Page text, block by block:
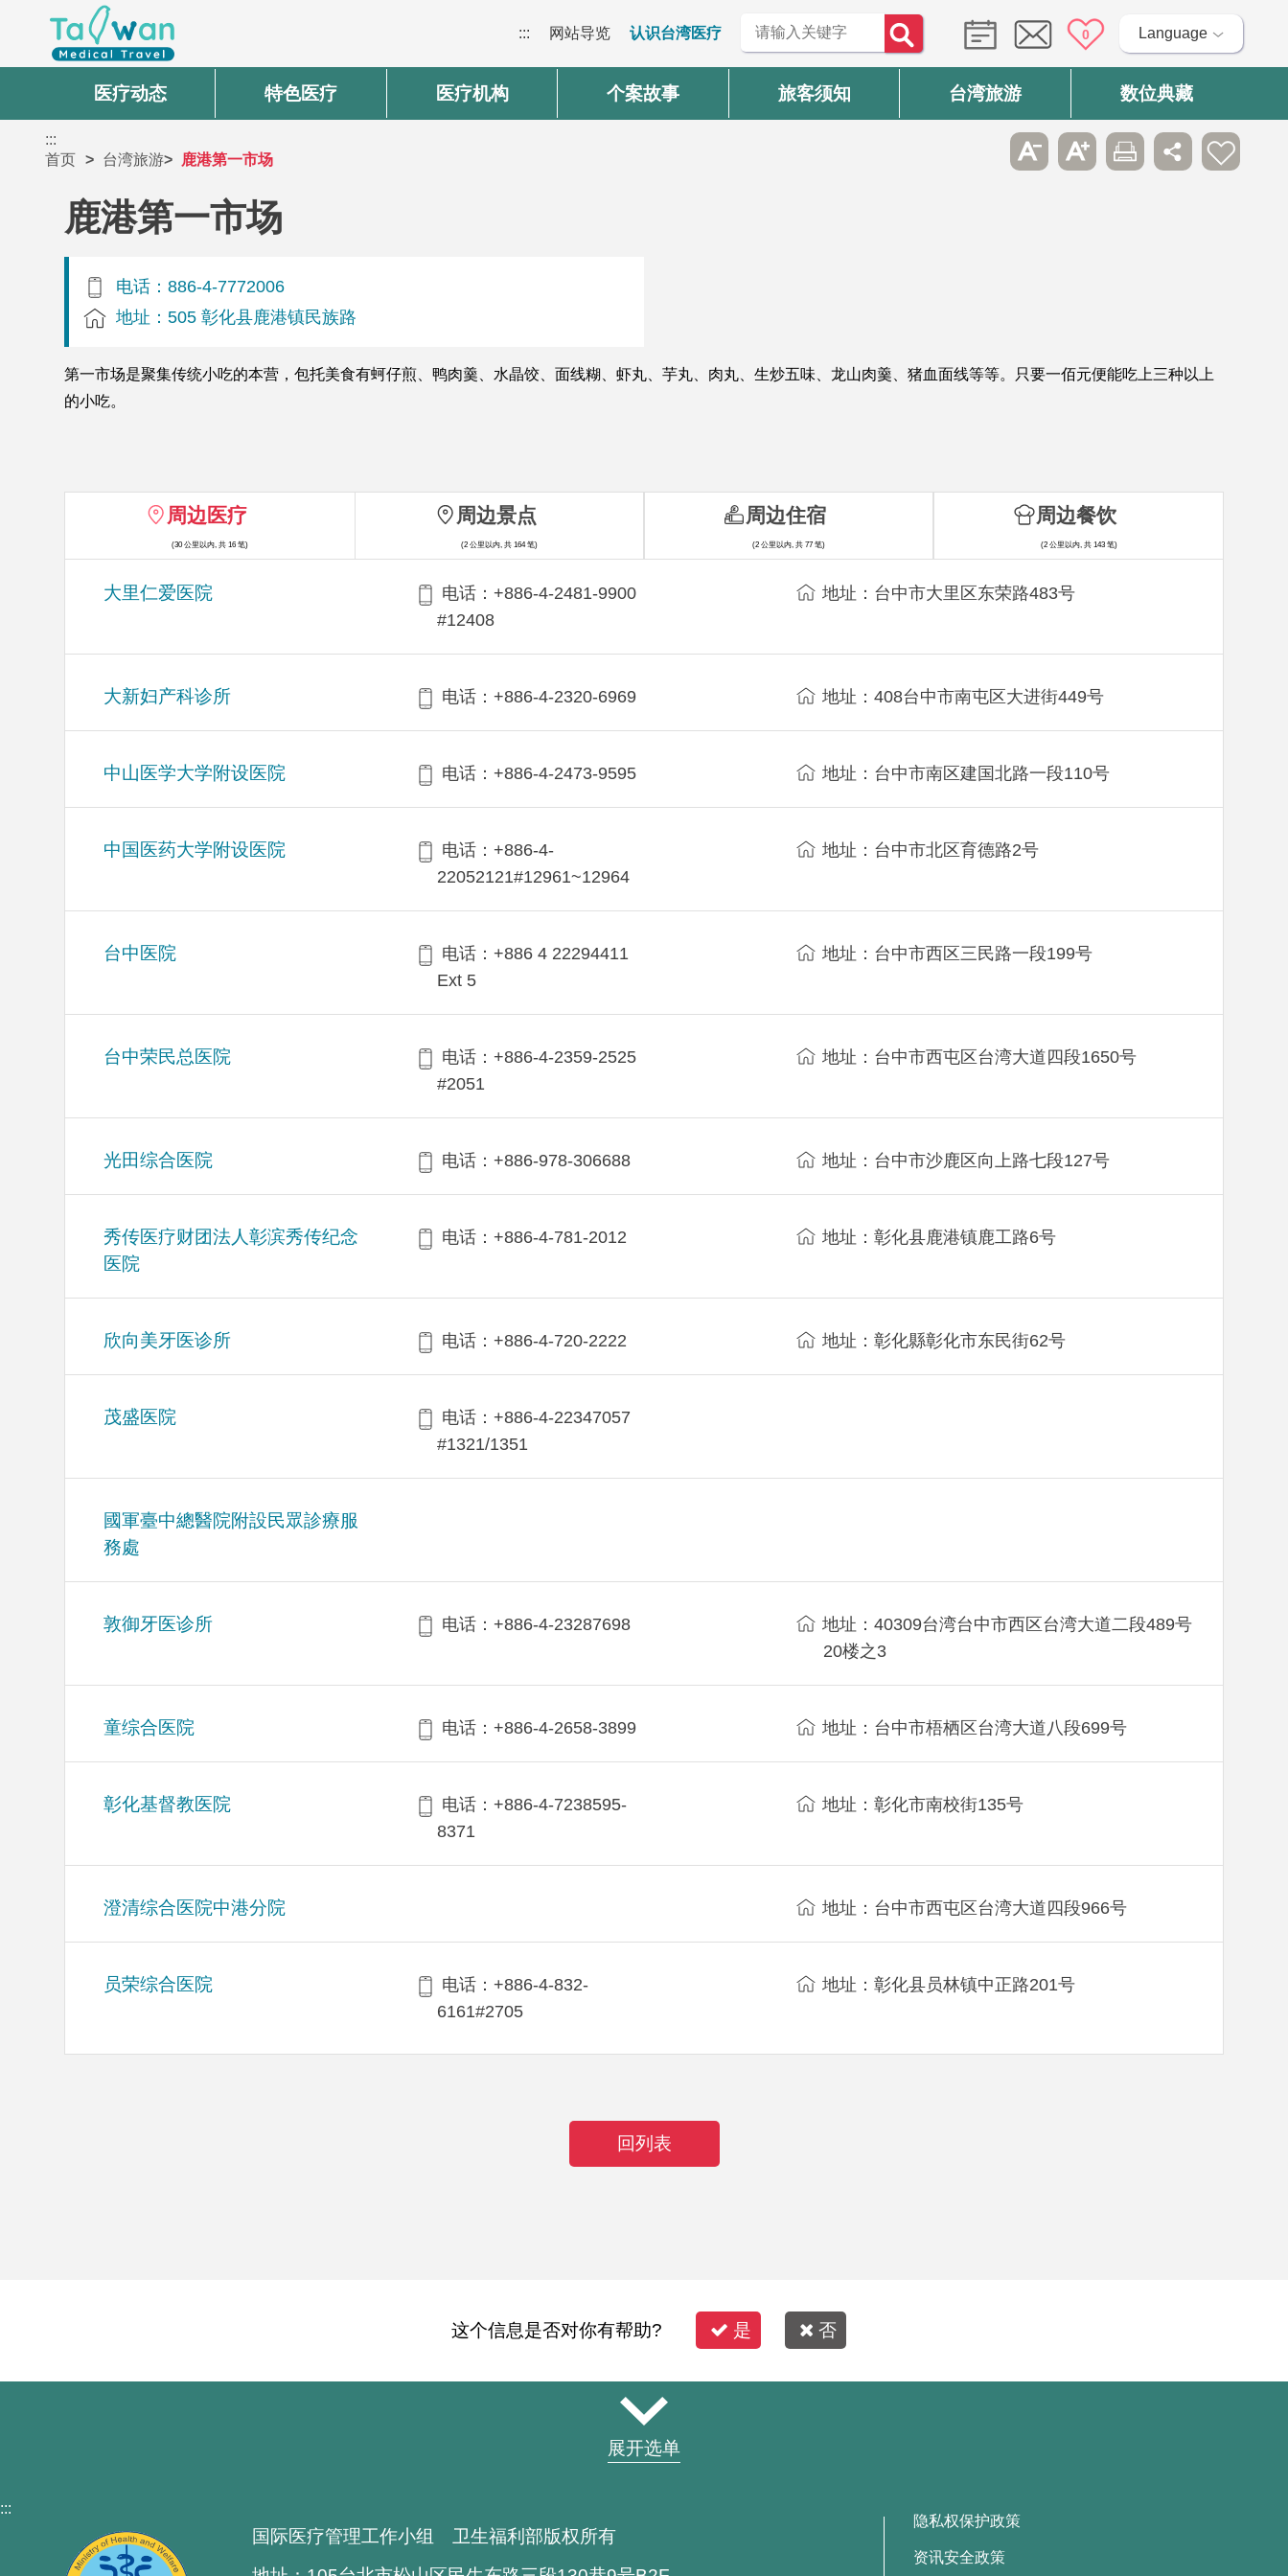
::: 网站导览 认识台湾医疗 0 Language
医疗动态 特色医疗 医疗机构 个案故事 旅客须知 台湾旅游 数位典藏
:::
首页
台湾旅游 鹿港第一市场
鹿港第一市场
电话：886-4-7772006
地址：505 彰化县鹿港镇民族路
第一市场是聚集传统小吃的本营，包托美食有蚵仔煎、鸭肉羹、水晶饺、面线糊、虾丸、芋丸、肉丸、生炒五味、龙山肉羹、猪血面线等等。只要一佰元便能吃上三种以上
的小吃。
周边医疗
(30 公里以内, 共 16 笔)
大里仁爱医院
电话：+886-4-2481-9900
#12408
地址：台中市大里区东荣路483号
大新妇产科诊所 电话：+886-4-2320-6969 地址：408台中市南屯区大进街449号
中山医学大学附设医院 电话：+886-4-2473-9595 地址：台中市南区建国北路一段110号
中国医药大学附设医院
电话：+886-4-
22052121#12961~12964
地址：台中市北区育德路2号
台中医院
电话：+886 4 22294411
Ext 5
地址：台中市西区三民路一段199号
台中荣民总医院
电话：+886-4-2359-2525
#2051
地址：台中市西屯区台湾大道四段1650号
光田综合医院 电话：+886-978-306688 地址：台中市沙鹿区向上路七段127号
秀传医疗财团法人彰滨秀传纪念
医院
电话：+886-4-781-2012 地址：彰化县鹿港镇鹿工路6号
欣向美牙医诊所 电话：+886-4-720-2222 地址：彰化縣彰化市东民街62号
茂盛医院
电话：+886-4-22347057
#1321/1351
國軍臺中總醫院附設民眾診療服
務處
敦御牙医诊所 电话：+886-4-23287698
地址：40309台湾台中市西区台湾大道二段489号
20楼之3
童综合医院 电话：+886-4-2658-3899 地址：台中市梧栖区台湾大道八段699号
彰化基督教医院
电话：+886-4-7238595-
8371
地址：彰化市南校街135号
澄清综合医院中港分院 地址：台中市西屯区台湾大道四段966号
员荣综合医院
电话：+886-4-832-
6161#2705
地址：彰化县员林镇中正路201号
周边景点
(2 公里以内, 共 164 笔)
周边住宿
(2 公里以内, 共 77 笔)
周边餐饮
(2 公里以内, 共 143 笔)
回列表
这个信息是否对你有帮助? 是 否
展开选单
:::
国际医疗管理工作小组 卫生福利部版权所有
隐私权保护政策
资讯安全政策